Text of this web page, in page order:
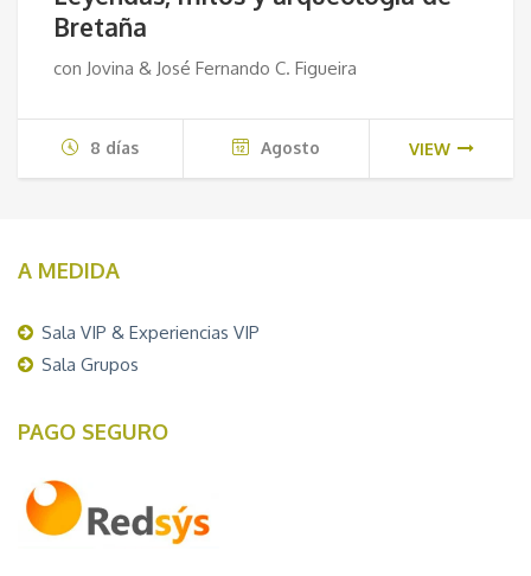
Bretaña
con Jovina & José Fernando C. Figueira
8 días Agosto VIEW
A MEDIDA
Sala VIP & Experiencias VIP
Sala Grupos
PAGO SEGURO